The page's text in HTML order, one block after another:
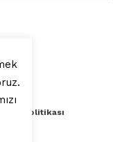
Veri Politikası